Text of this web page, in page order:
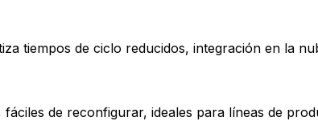
tiempos de ciclo reducidos, integración en la
de reconfigurar, ideales para líneas de